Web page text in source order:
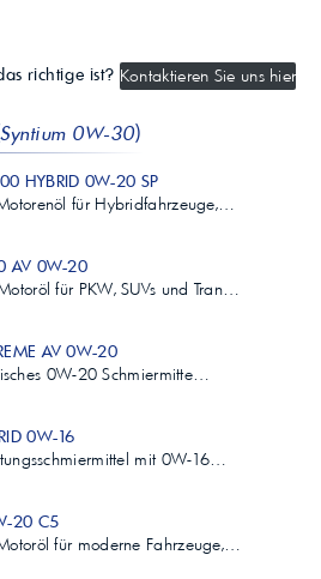
richtige ist? Kontaktieren Sie uns hier
Syntium 0W-30)
HYBRID 0W-20 SP
für Hybridfahrzeuge,…
AV 0W-20
für PKW, SUVs und Tran…
AV 0W-20
0W-20 Schmiermitte…
0W-16
mit 0W-16…
20 C5
für moderne Fahrzeuge,…